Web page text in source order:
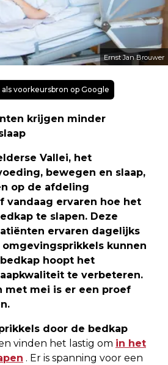
Ernst Jan Brouwer
voorkeursbron op Google
krijgen minder
Vallei, het
bewegen en slaap,
op de afdeling
vandaag ervaren hoe het
te slapen. Deze
ervaren dagelijks
kunnen
hoopt het
te verbeteren.
met mei is er een proef
door de bedkap
vinden het lastig om in het
. Er is spanning voor een